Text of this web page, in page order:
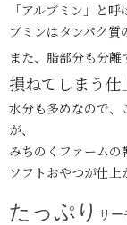
「アルブミン」 と呼
ブミンはタンパク
また、脂部分も分
損ねてしまう仕
水分も多めなので、
が、
みちのくファーム
ソフトおやつが仕上
たっぷり サー